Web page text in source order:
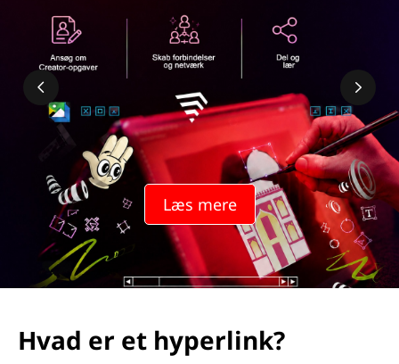
Læs mere
Hvad er et hyperlink?